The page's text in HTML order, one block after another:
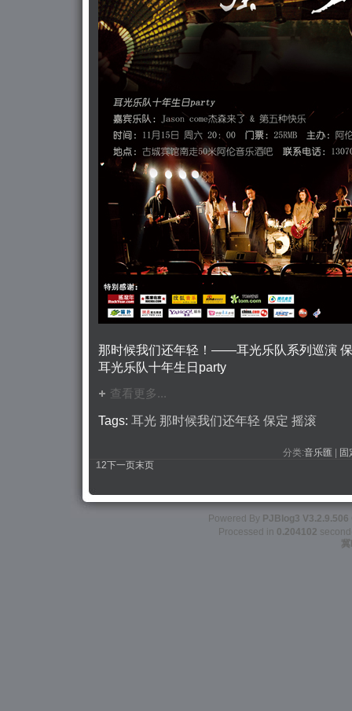
那时候我们还年轻！——耳光乐队系列巡演
耳光乐队十年生日party
查看更多...
Tags: 耳光 那时候我们还年轻 保定 摇滚
分类:音乐匯 固
1 2下一页末页
Powered By PJBlog3 V3.2.9.506
Processed in 0.204102